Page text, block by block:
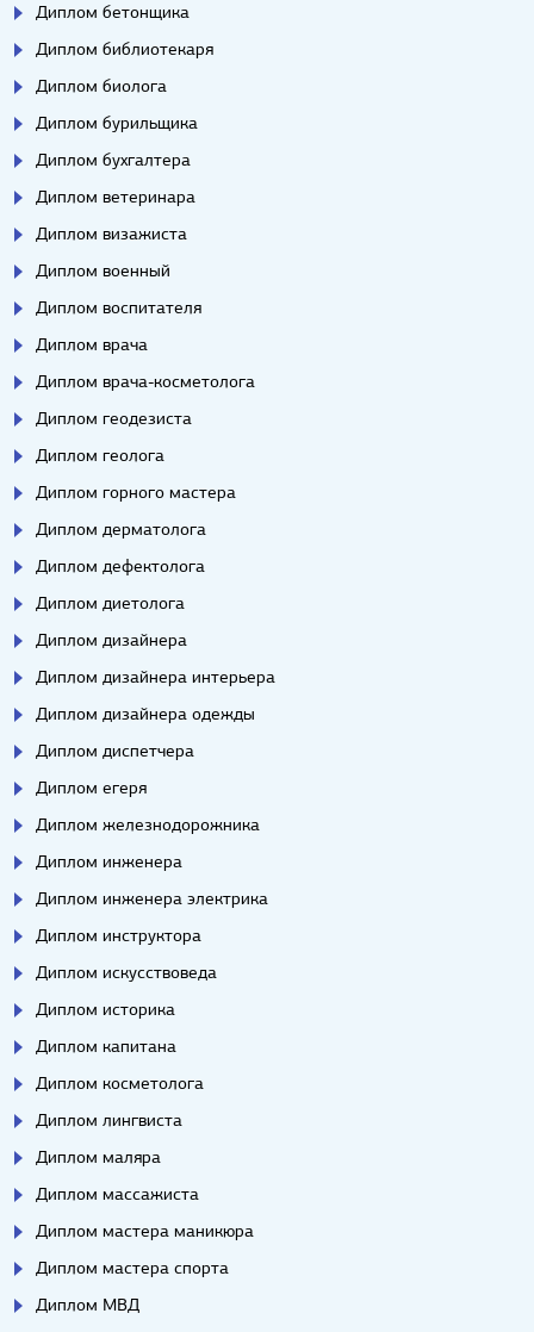
Диплом бетонщика
Диплом библиотекаря
Диплом биолога
Диплом бурильщика
Диплом бухгалтера
Диплом ветеринара
Диплом визажиста
Диплом военный
Диплом воспитателя
Диплом врача
Диплом врача-косметолога
Диплом геодезиста
Диплом геолога
Диплом горного мастера
Диплом дерматолога
Диплом дефектолога
Диплом диетолога
Диплом дизайнера
Диплом дизайнера интерьера
Диплом дизайнера одежды
Диплом диспетчера
Диплом егеря
Диплом железнодорожника
Диплом инженера
Диплом инженера электрика
Диплом инструктора
Диплом искусствоведа
Диплом историка
Диплом капитана
Диплом косметолога
Диплом лингвиста
Диплом маляра
Диплом массажиста
Диплом мастера маникюра
Диплом мастера спорта
Диплом МВД